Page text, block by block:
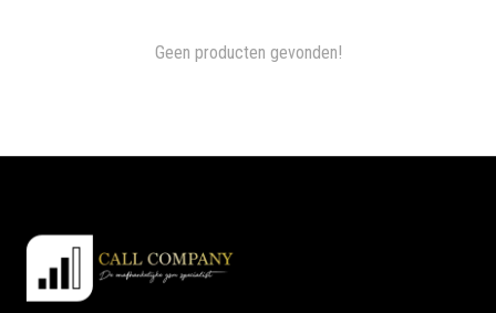
Geen producten gevonden!